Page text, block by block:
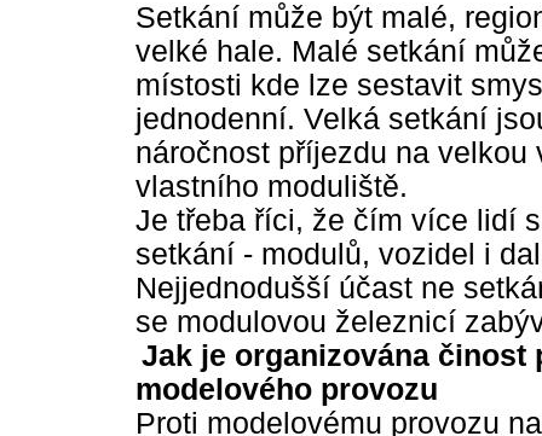
Setkání může být malé,
velké hale. Malé setkání
místosti kde lze sestavit
jednodenní. Velká setkání
náročnost příjezdu na
vlastního moduliště.
Je třeba říci, že čím více lidí
setkání - modulů, vozidel i
Nejjednodušší účast ne
se modulovou železnicí
Jak je organizována
modelového provozu
Proti modelovému provozu